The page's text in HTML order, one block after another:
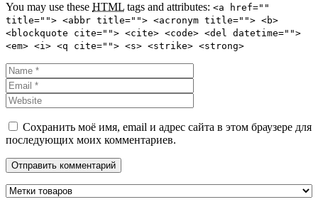
You may use these HTML tags and attributes: <a href=""
title=""> <abbr title=""> <acronym title=""> <b>
<blockquote cite=""> <cite> <code> <del datetime="">
<em> <i> <q cite=""> <s> <strike> <strong>
Сохранить моё имя, email и адрес сайта в этом браузере для
последующих моих комментариев.